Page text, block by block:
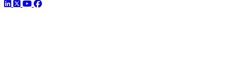
LinkedIn
TwitterYouTube
Facebook